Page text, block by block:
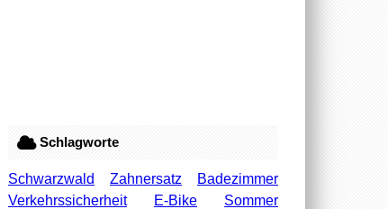
Schlagworte
Schwarzwald Zahnersatz
Badezimmer
Verkehrssicherheit
E-Bike
Sommer